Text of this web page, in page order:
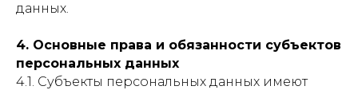
данных.
4. Основные права и обязанности субъектов
персональных данных
4.1. Субъекты персональных данных имеют